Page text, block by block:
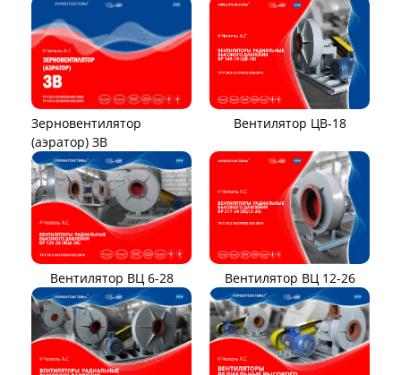
Зерновентилятор
(аэратор) ЗВ
Вентилятор ЦВ-18
Вентилятор ВЦ 6-28 Вентилятор ВЦ 12-26